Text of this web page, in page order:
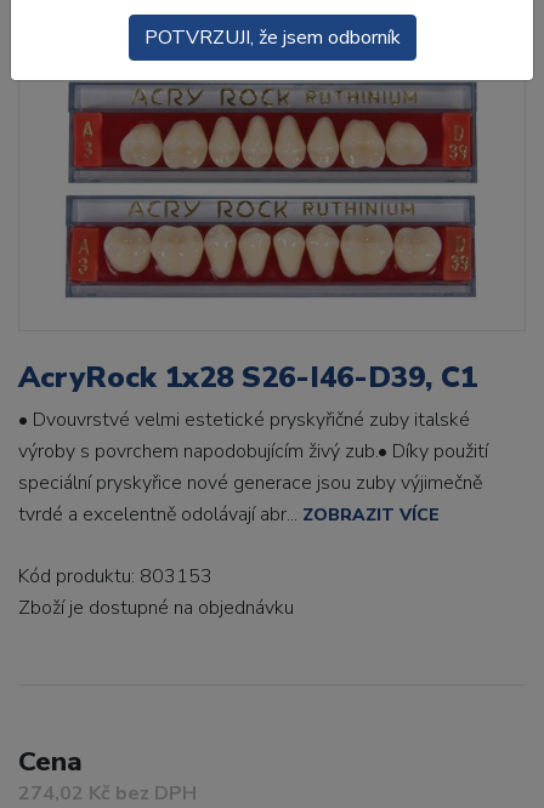
AcryRock 1x28 S26-I46-D39, C1
• Dvouvrstvé velmi estetické pryskyřičné zuby italské
výroby s povrchem napodobujícím živý zub.• Díky použití
speciální pryskyřice nové generace jsou zuby výjimečně
tvrdé a excelentně odolávají abr... ZOBRAZIT VÍCE
Kód produktu: 803153
Zboží je dostupné na objednávku
Cena
274,02 Kč bez DPH
POTVRZUJI, že jsem odborník